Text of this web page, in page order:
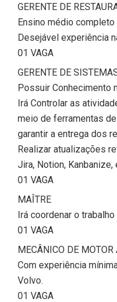
GERENTE DE
Ensino médio completo
Desejável experiência
01 VAGA
GERENTE DE
Possuir Conhecimento
Irá Controlar as
meio de ferramentas
garantir a entrega dos
Realizar atualizações
Jira, Notion, Kanbanize,
01 VAGA
MAÎTRE
Irá coordenar o
01 VAGA
MECÂNICO DE MOTOR
Com experiência
Volvo.
01 VAGA